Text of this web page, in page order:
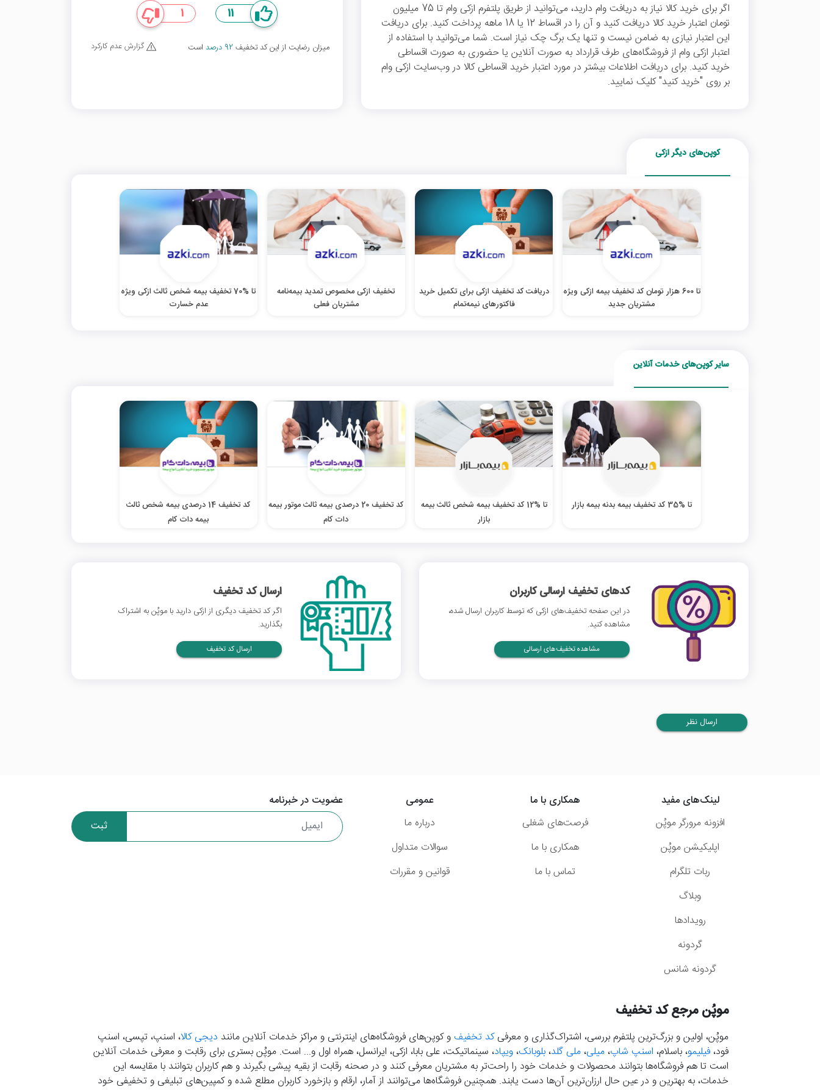
اگر برای خرید کالا نیاز به دریافت وام دارید، می‌توانید از طریق پلتفرم ازکی وام تا 75 میلیون
تومان اعتبار خرید کالا دریافت کنید و آن را در اقساط 12 یا 18 ماهه پرداخت کنید. برای دریافت
این اعتبار نیازی به ضامن نیست و تنها یک برگ چک نیاز است. شما می‌توانید با استفاده از
اعتبار ازکی وام از فروشگاه‌های طرف قرارداد به صورت آنلاین یا حضوری به صورت اقساطی
خرید کنید. برای دریافت اطلاعات بیشتر در مورد اعتبار خرید اقساطی کالا در وب‌سایت ازکی وام
بر روی "خرید کنید" کلیک نمایید.
11
1
میزان رضایت از این کد تخفیف 92 درصد است گزارش عدم کارکرد
کوپن‌های دیگر ازکی
تا 600 هزار تومان کد تخفیف بیمه ازکی ویژه
مشتریان جدید
دریافت کد تخفیف ازکی برای تکمیل خرید
فاکتورهای نیمه‌تمام
تخفیف ازکی مخصوص تمدید بیمه‌نامه
مشتریان فعلی
تا %70 تخفیف بیمه شخص ثالث ازکی ویژه
عدم خسارت
سایر کوپن‌های خدمات آنلاین
تا %35 کد تخفیف بیمه بدنه بیمه بازار
تا %12 کد تخفیف بیمه شخص ثالث بیمه
بازار
کد تخفیف 20 درصدی بیمه ثالث موتور بیمه
دات کام
کد تخفیف 14 درصدی بیمه شخص ثالث
بیمه دات کام
کدهای تخفیف ارسالی کاربران
در این صفحه تخفیف‌های ازکی که توسط کاربران ارسال شده،
مشاهده کنید.
مشاهده تخفیف‌های ارسالی
ارسال کد تخفیف
اگر کد تخفیف دیگری از ازکی دارید با موپُن به اشتراک
بگذارید.
ارسال کد تخفیف
ارسال نظر
عضویت در خبرنامه
ثبت
لینک‌های مفید
افزونه مرورگر موپُن
اپلیکیشن موپُن
ربات تلگرام
وبلاگ
رویدادها
گردونه
گردونه شانس
همکاری با ما
فرصت‌های شغلی
همکاری با ما
تماس با ما
عمومی
درباره ما
سوالات متداول
قوانین و مقررات
موپُن مرجع کد تخفیف
موپُن، اولین و بزرگ‌ترین پلتفرم بررسی، اشتراک‌گذاری و معرفیکد تخفیفو کوپن‌های فروشگاه‌های اینترنتی و مراکز خدمات آنلاین مانند دیجی کالا، اسنپ، تپسی، اسنپ
فود، فیلیمو، باسلام، اسنپ شاپ، میلی، ملی گلد، بلوبانک، ویپاد، سینماتیکت، علی بابا، ازکی، ایرانسل، همراه اول و... است. موپُن بستری برای رقابت و معرفی خدمات آنلاین
است تا هم فروشگاه‌ها بتوانند محصولات و خدمات خود را راحت‌تر به مشتریان معرفی کنند و در صحنه رقابت از بقیه پیشی بگیرند و هم کاربران بتوانند با مقایسه این
خدمات، به بهترین و در عین حال ارزان‌ترین آن‌ها دست‌ یابند. همچنین فروشگاه‌ها می‌توانند از آمار، ارقام و بازخورد کاربران مطلع شده و کمپین‌های تبلیغی و تخفیفی خود